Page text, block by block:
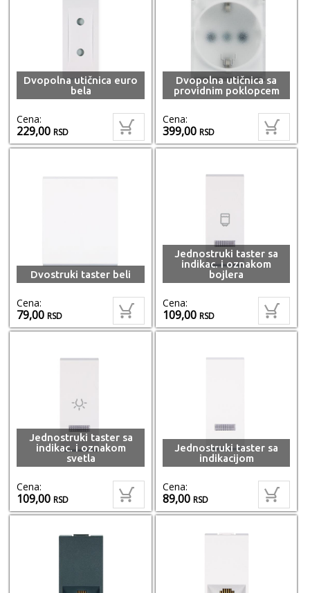
Dvopolna utičnica euro
bela
Cena:
229,00RSD
Dvopolna utičnica sa
providnim poklopcem
Cena:
399,00RSD
Dvostruki taster beli
Cena:
79,00RSD
Jednostruki taster sa
indikac. i oznakom
bojlera
Cena:
109,00RSD
Jednostruki taster sa
indikac. i oznakom
svetla
Cena:
109,00RSD
Jednostruki taster sa
indikacijom
Cena:
89,00RSD